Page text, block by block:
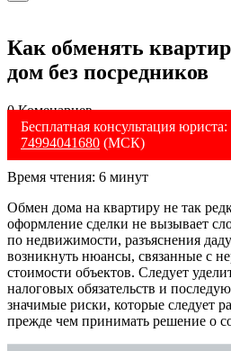
Как обменять
дом без посредников
0 Коменариев
Бесплатная консультация юриста:
74994041680 (МСК)
Время чтения: 6 минут
Обмен дома на квартиру не так
оформление сделки не вызывает
по недвижимости, разъяснения
возникнуть нюансы, связанные с
стоимости объектов. Следует
налоговых обязательств и
значимые риски, которые следует
прежде чем принимать решение о